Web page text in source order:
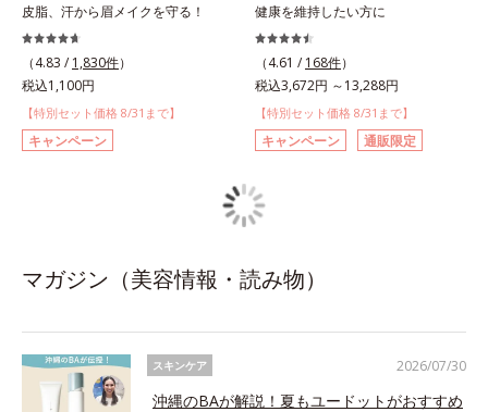
皮脂、汗から眉メイクを守る！
（4.83 / 1,830件）
税込1,100円
【特別セット価格 8/31まで】
キャンペーン
健康を維持したい方に
（4.61 / 168件）
税込3,672円 ～13,288円
【特別セット価格 8/31まで】
キャンペーン 通販限定
マガジン（美容情報・読み物）
スキンケア
沖縄のBAが解説！夏もユードットがおすすめ
2026/07/30